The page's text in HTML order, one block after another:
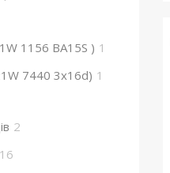
1156 BA15S ) 1
7440 3x16d) 1
2
16